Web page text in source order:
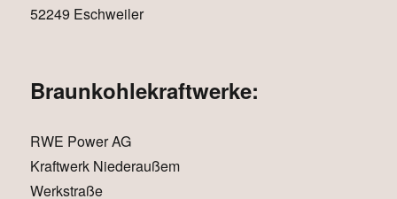
52249 Eschweiler
Braunkohlekraftwerke:
RWE Power AG
Kraftwerk Niederaußem
Werkstraße